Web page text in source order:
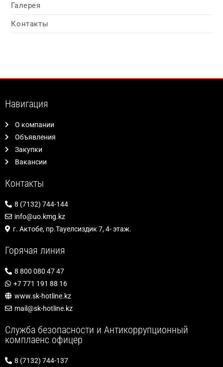
Галерея
Контакты
Навигация
О компании
Объявления
Закупки
Вакансии
Контакты
8 (7132) 744-144
info@uo.kmg.kz
г. Актобе, пр.Тауелсиздик 7, 4- этаж.
Горячая линия
8 800 080 47 47
+7 771 191 88 16
www.sk-hotline.kz
mail@sk-hotline.kz
Служба безопасности и Антикоррупционный
комплаенс офицер
8 (7132) 744-137